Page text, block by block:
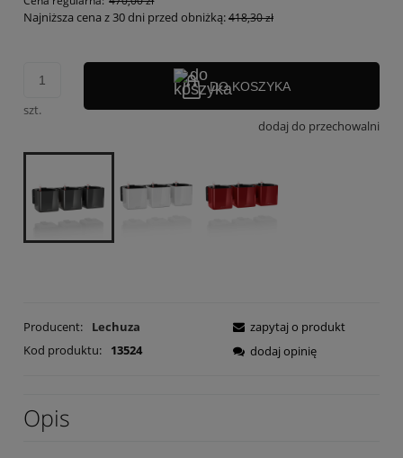
Najniższa cena z 30 dni przed obniżką:418,30 zł
szt.
DO KOSZYKA
dodaj do przechowalni
Producent:
Lechuza
Kod produktu:
13524
zapytaj o produkt
dodaj opinię
Opis